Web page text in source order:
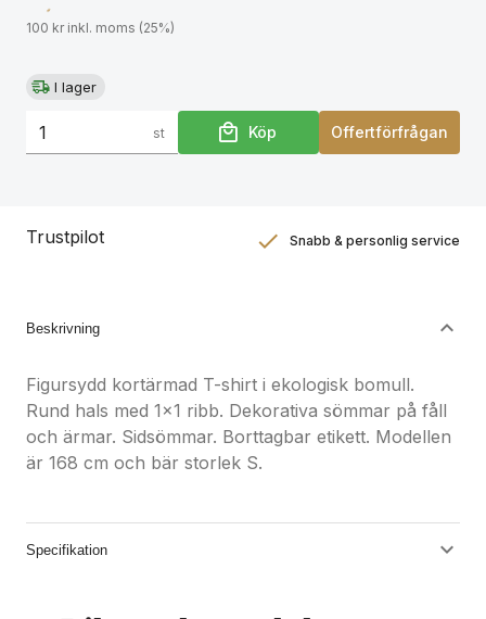
100 kr inkl. moms (25%)
I lager
st Köp Offertförfrågan
Trustpilot Snabb & personlig service
Beskrivning
Figursydd kortärmad T-shirt i ekologisk bomull.
Rund hals med 1x1 ribb. Dekorativa sömmar på fåll
och ärmar. Sidsömmar. Borttagbar etikett. Modellen
är 168 cm och bär storlek S.
Specifikation